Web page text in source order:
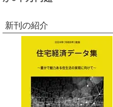
新刊の紹介